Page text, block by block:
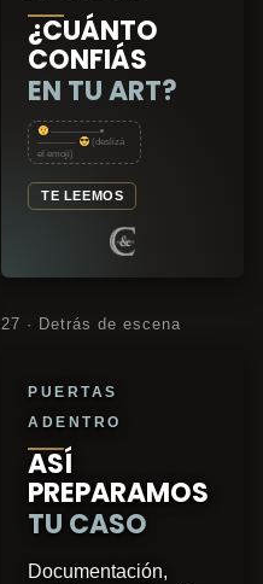
¿CUÁNTO
CONFIÁS
EN TU ART?
—————●
————
(deslizá
el emoji)
TE LEEMOS
27 · Detrás de escena
PUERTAS
ADENTRO
ASÍ
PREPARAMOS
TU CASO
Documentación,